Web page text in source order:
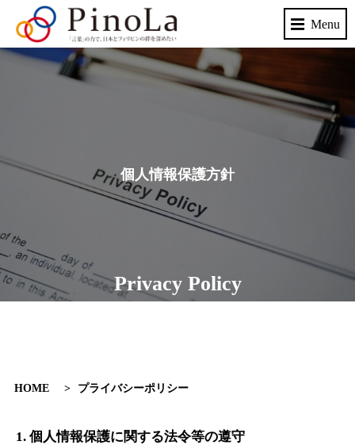
Privacy Policy
個人情報保護方針
HOME > プライバシーポリシー
1. 個人情報保護に関する法令等の遵守